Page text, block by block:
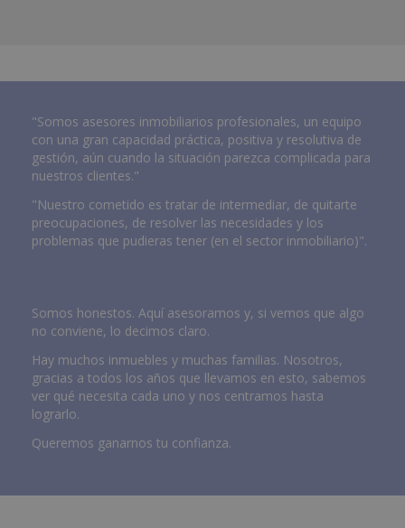
"Somos asesores inmobiliarios profesionales, un equipo
con una gran capacidad práctica, positiva y resolutiva de
gestión, aún cuando la situación parezca complicada para
nuestros clientes."
"Nuestro cometido es tratar de intermediar, de quitarte
preocupaciones, de resolver las necesidades y los
problemas que pudieras tener (en el sector inmobiliario)".
Somos honestos. Aquí asesoramos y, si vemos que algo
no conviene, lo decimos claro.
Hay muchos inmuebles y muchas familias. Nosotros,
gracias a todos los años que llevamos en esto, sabemos
ver qué necesita cada uno y nos centramos hasta
lograrlo.
Queremos ganarnos tu confianza.